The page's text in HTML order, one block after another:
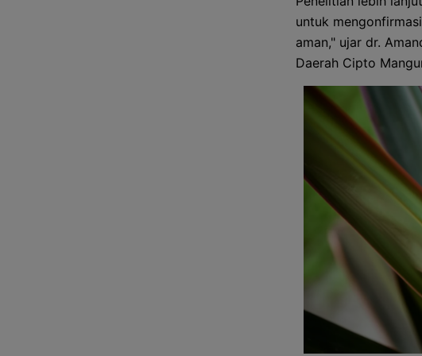
untuk
aman," ujar dr.
Daerah Cipto